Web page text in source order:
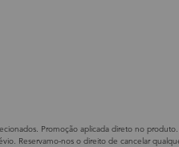
Promoção aplicada direto no
Reservamo-nos o direito de cancelar